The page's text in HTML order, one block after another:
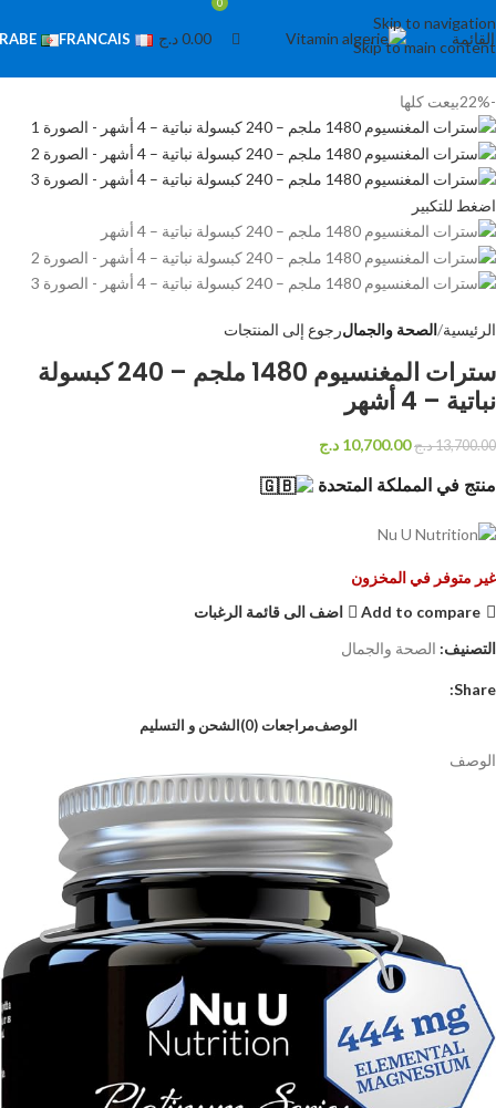
Skip to navigation
Skip to main content
القائمة
0
0.00د.ج FRANCAIS
-22% بيعت كلها
اضغط للتكبير
الرئيسية الصحة والجمالرجوع إلى المنتجات
سترات المغنسيوم 1480 ملجم – 240 كبسولة
نباتية – 4 أشهر
13,700.00د.ج 10,700.00 د.ج
منتج في المملكة المتحدة
غير متوفر في المخزون
Add to compare
اضف الى قائمة الرغبات
التصنيف: الصحة والجمال
Share:
الوصفمراجعات (0) الشحن و التسليم
الوصف